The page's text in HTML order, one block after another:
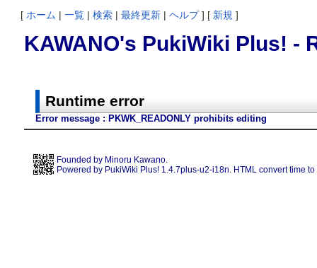
[ ホーム | 一覧 | 検索 | 最終更新 | ヘルプ] [ 新規 ]
KAWANO's PukiWiki Plus! -
Runtime error
Error message : PKWK_READONLY prohibits editing
Founded by Minoru Kawano.
Powered by PukiWiki Plus! 1.4.7plus-u2-i18n. HTML convert time